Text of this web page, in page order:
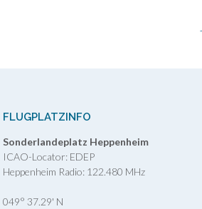
FLUGPLATZINFO
Sonderlandeplatz Heppenheim
ICAO-Locator: EDEP
Heppenheim Radio: 122.480 MHz
049° 37.29' N